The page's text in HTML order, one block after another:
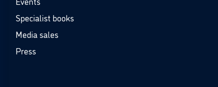
Specialist books
Media sales
Press